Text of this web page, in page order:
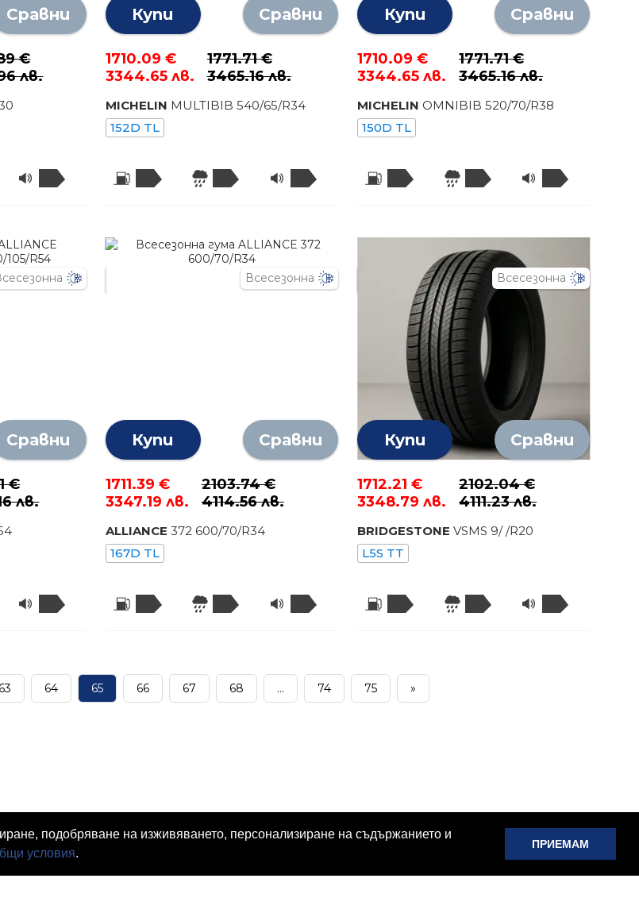
подобряване на изживяването, персонализиране на съдържанието и
условия.
ПРИЕМАМ
Сравни
€
лв.
Купи Сравни
1710.09 €
3344.65 лв.
1771.71 €
3465.16 лв.
MICHELIN MULTIBIB 540/65/R34
152D TL
Купи Сравни
1710.09 €
3344.65 лв.
1771.71 €
3465.16 лв.
MICHELIN OMNIBIB 520/70/R38
150D TL
Сравни
€
лв.
Всесезонна
Купи Сравни
1711.39 €
3347.19 лв.
2103.74 €
4114.56 лв.
ALLIANCE 372 600/70/R34
167D TL
Всесезонна
Купи Сравни
1712.21 €
3348.79 лв.
2102.04 €
4111.23 лв.
BRIDGESTONE VSMS 9/ /R20
L5S TT
63 64 65 66 67 68 ... 74 75 »